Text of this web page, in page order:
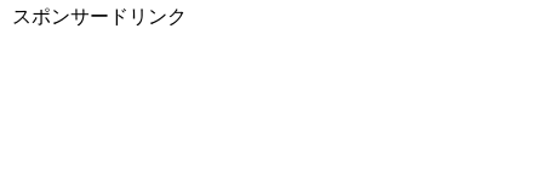
スポンサードリンク